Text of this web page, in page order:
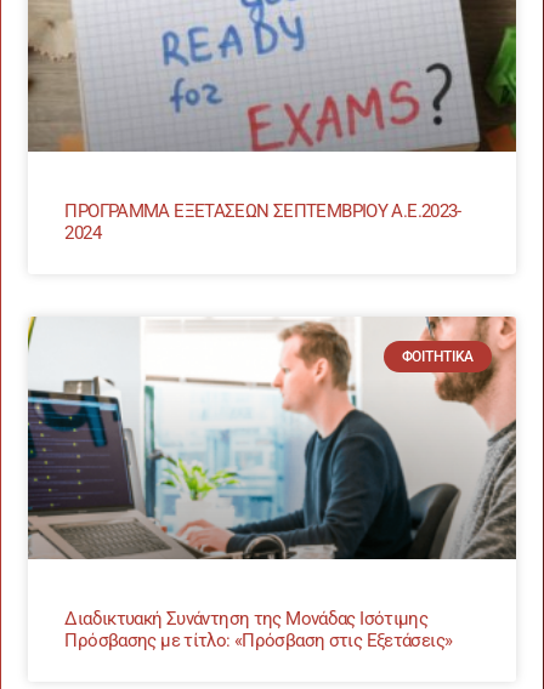
ΠΡΟΓΡΑΜΜΑ ΕΞΕΤΑΣΕΩΝ ΣΕΠΤΕΜΒΡΙΟΥ Α.Ε.2023-
2024
ΦΟΙΤΗΤΙΚΆ
Διαδικτυακή Συνάντηση της Μονάδας Ισότιμης
Πρόσβασης με τίτλο: «Πρόσβαση στις Εξετάσεις»